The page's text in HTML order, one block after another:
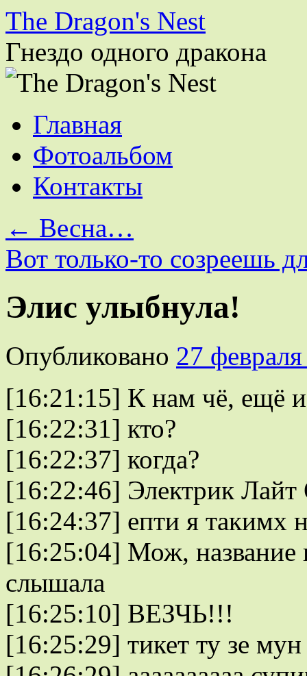
The Dragon's Nest
Гнездо одного дракона
Перейти
содержимому
Главная
Фотоальбом
Контакты
← Весна…
Вот только-то созреешь
Элис улыбнула!
Опубликовано 27
[16:21:15] К нам чё, ещё
[16:22:31] кто?
[16:22:37] когда?
[16:22:46] Электрик Лайт
[16:24:37] епти я такимх
[16:25:04] Мож, название
слышала
[16:25:10] ВЕЗЧЬ!!!
[16:25:29] тикет ту зе мун